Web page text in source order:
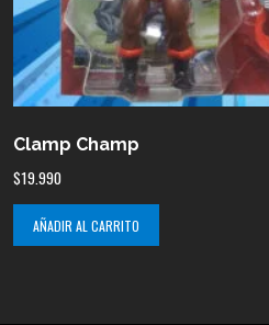
Clamp Champ
$19.990
AÑADIR AL CARRITO